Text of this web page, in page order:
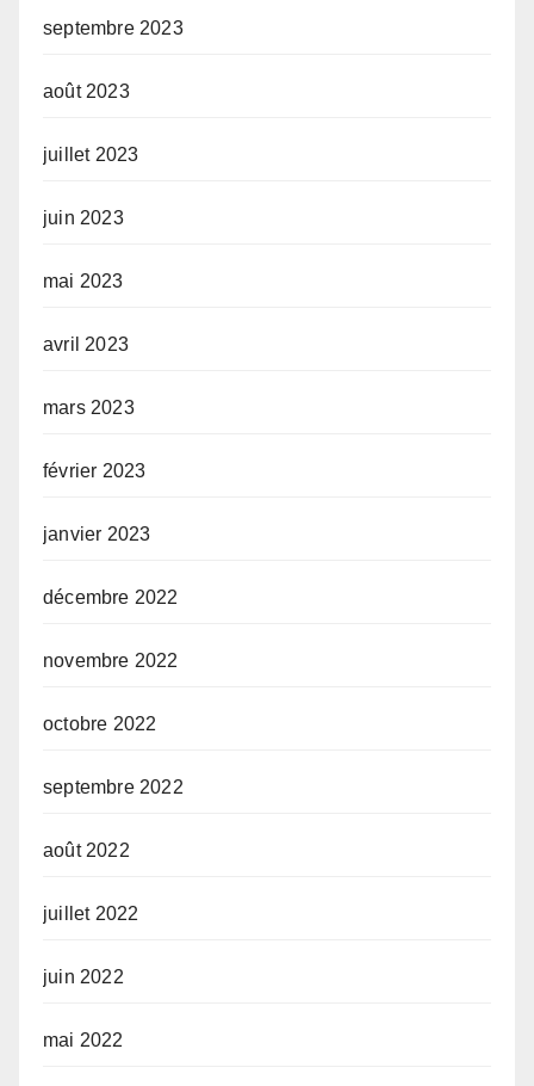
septembre 2023
août 2023
juillet 2023
juin 2023
mai 2023
avril 2023
mars 2023
février 2023
janvier 2023
décembre 2022
novembre 2022
octobre 2022
septembre 2022
août 2022
juillet 2022
juin 2022
mai 2022